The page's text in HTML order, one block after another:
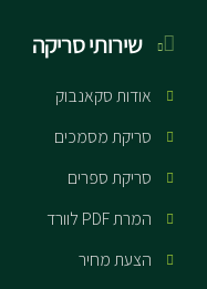
שירותי סריקה
אודות סקאנבוק
סריקת מסמכים
סריקת ספרים
המרת PDF לוורד
הצעת מחיר